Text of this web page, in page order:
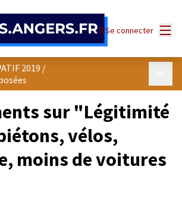
Se connecter
2019 /
sur "Légitimité
vélos,
moins de voitures